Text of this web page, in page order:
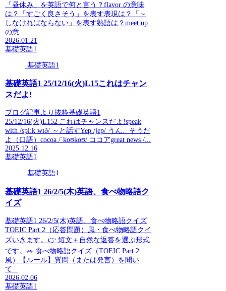
「昼休み」を英語で何と言う？flavor の意味
は？「すごく良さそう」を表す表現は？「～
しなければならない」を表す熟語は？meet up
の意...
2026.01.21
基礎英語1
基礎英語1
基礎英語1 25/12/16(火)L15これはチャン
スだよ!
ブログ記事より抜粋基礎英語1
25/12/16(火)L152 これはチャンスだよ!speak
with /spiːk wɪð/ ～と話すYep /jep/ うん、そうだ
よ（口語）cocoa /ˈkoʊkoʊ/ ココアgreat news /...
2025.12.16
基礎英語1
基礎英語1
基礎英語1 26/2/5(木)英語、食べ物略語ク
イズ
基礎英語1 26/2/5(木)英語、食べ物略語クイズ
TOEIC Part 2（応答問題）風・食べ物略語クイ
ズいきます。👉 短文＋自然な返答を選ぶ形式
です。🥗 食べ物略語クイズ（TOEIC Part 2
風）【ルール】質問（または発言）を聞い
て...
2026.02.06
基礎英語1